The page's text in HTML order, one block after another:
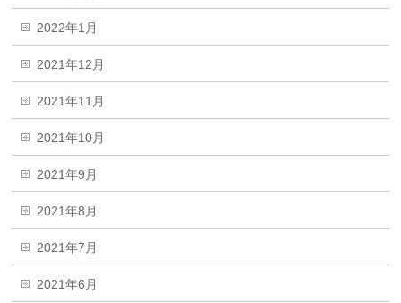
2022年1月
2021年12月
2021年11月
2021年10月
2021年9月
2021年8月
2021年7月
2021年6月